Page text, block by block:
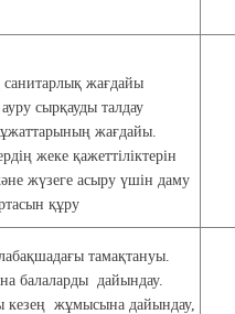
жағдайы
сырқауды талдау
жағдайы.
жеке қажеттіліктерін
жүзеге асыру үшін даму
құру
тамақтануы.
балаларды дайындау.
кезең жұмысына дайындау,